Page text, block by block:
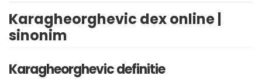
Karagheorghevic dex online |
sinonim
Karagheorghevic definitie